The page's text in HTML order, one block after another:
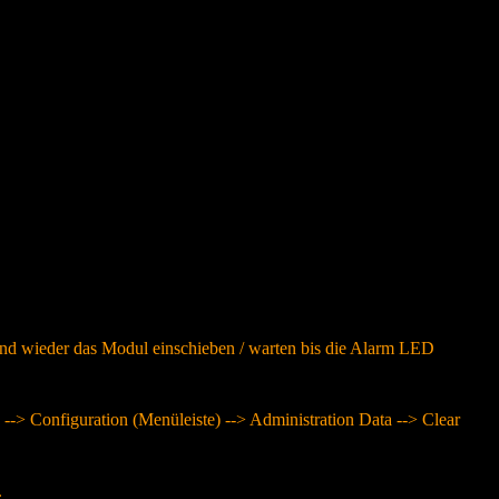
wieder das Modul einschieben / warten bis die Alarm LED
> Configuration (Menüleiste) --> Administration Data --> Clear